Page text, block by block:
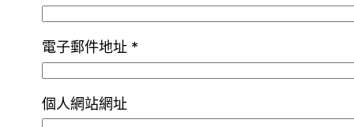
電子郵件地址 *
個人網站網址